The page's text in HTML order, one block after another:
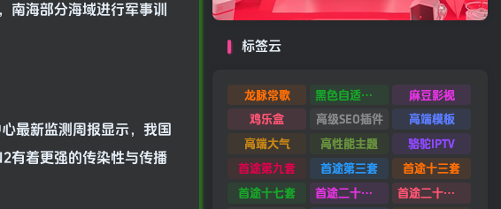
南海部分海域进行军事训
最新监测周报显示，我国
有着更强的传染性与传播
标签云
龙脉常歌 黑色自适应模板
麻豆影视
鸡乐盒
高级SEO插件
高端模板
高端大气
高性能主题
骆驼IPTV
首途第九套
首途第三套
首途十三套
首途十七套
首途二十四套
首途二十六套